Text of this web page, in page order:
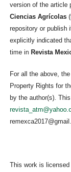
version of the article
Ciencias Agrícolas
repository or publish
explicitly indicated
time in Revista
For all the above,
Property Rights for
by the author(s).
remexca2017@gmail.
This work is